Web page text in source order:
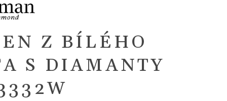
Z BÍLÉHO
S DIAMANTY